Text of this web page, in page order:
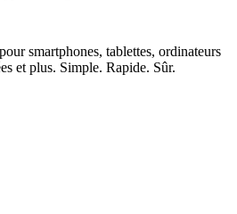
smartphones, tablettes, ordinateurs
et plus. Simple. Rapide. Sûr.